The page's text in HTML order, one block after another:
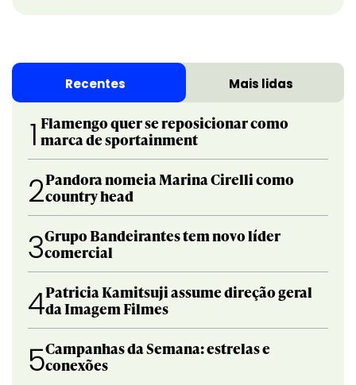
Recentes Mais lidas
1 Flamengo quer se reposicionar como
marca de sportainment
2Pandora nomeia Marina Cirelli como
country head
3Grupo Bandeirantes tem novo líder
comercial
4Patricia Kamitsuji assume direção geral
da Imagem Filmes
5Campanhas da Semana: estrelas e
conexões